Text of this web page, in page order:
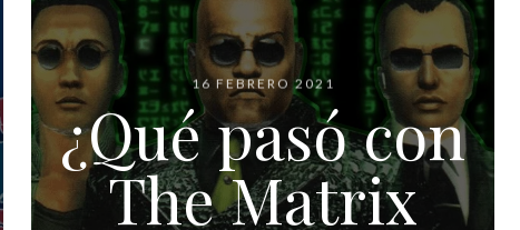
16 FEBRERO 2021
¿Qué pasó con
The Matrix